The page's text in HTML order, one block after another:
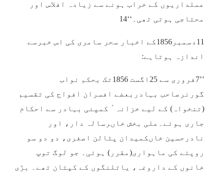
عملداریوں کے خراب ہونے سے زیادہ افلاس اور
محتاجی ہوتی تھی۔‘‘14
11دسمبر1856کے اخبار سحر سامری کی اس خبرسے
اندازہ ہوتاہے:
’’7فروری سے 25اگست 1856تک بحکم نواب
گورنرصاحب بہادربعضے افسران افواج کی تقسیم
(تنخواہ) کے لیے خزانہ ٔ کمپنی بہادر سے احکام
جاری ہوئے۔علی بخش خاںرسالہ دار، اور
نادرحسین خاںکمیدان پٹالن اصغری، دو دو سو
روپئے کی ماہواری(مقرر) ہوئی۔ جو لوگ توپ
خانوں کے داروغہ، یاتلنگوں کے کپتان تھے۔ بڑی